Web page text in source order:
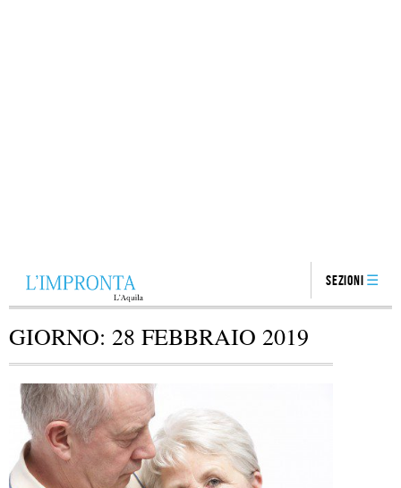
Sezioni
GIORNO: 28 FEBBRAIO 2019